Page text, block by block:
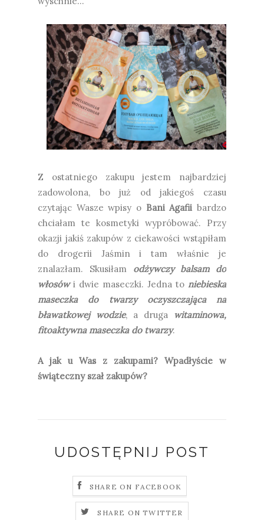
Z ostatniego zakupu jestem najbardziej
zadowolona, bo już od jakiegoś czasu
czytając Wasze wpisy o Bani Agafii bardzo
chciałam te kosmetyki wypróbować. Przy
okazji jakiś zakupów z ciekawości wstąpiłam
do drogerii Jaśmin i tam właśnie je
znalazłam. Skusiłam odżywczy balsam do
włosówi dwie maseczki. Jedna to niebieska
maseczka do twarzy oczyszczająca na
bławatkowej wodzie, a druga
witaminowa,
fitoaktywna maseczka do twarzy.
A jak u Was z zakupami? Wpadłyście w
świąteczny szał zakupów?
UDOSTĘPNIJ POST
SHARE ON FACEBOOK
SHARE ON TWITTER